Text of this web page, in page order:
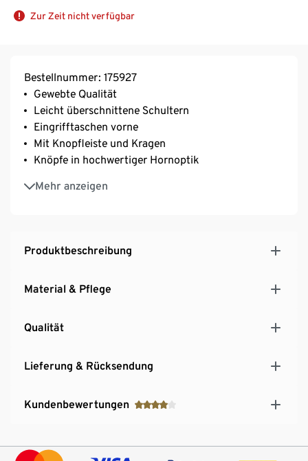
Zur Zeit nicht verfügbar
Bestellnummer: 175927
Gewebte Qualität
Leicht überschnittene Schultern
Eingrifftaschen vorne
Mit Knopfleiste und Kragen
Knöpfe in hochwertiger Hornoptik
Mehr anzeigen
Ärmelabschluss mit geknöpfter Manschette
Produktbeschreibung
Material & Pflege
Qualität
Lieferung & Rücksendung
Kundenbewertungen